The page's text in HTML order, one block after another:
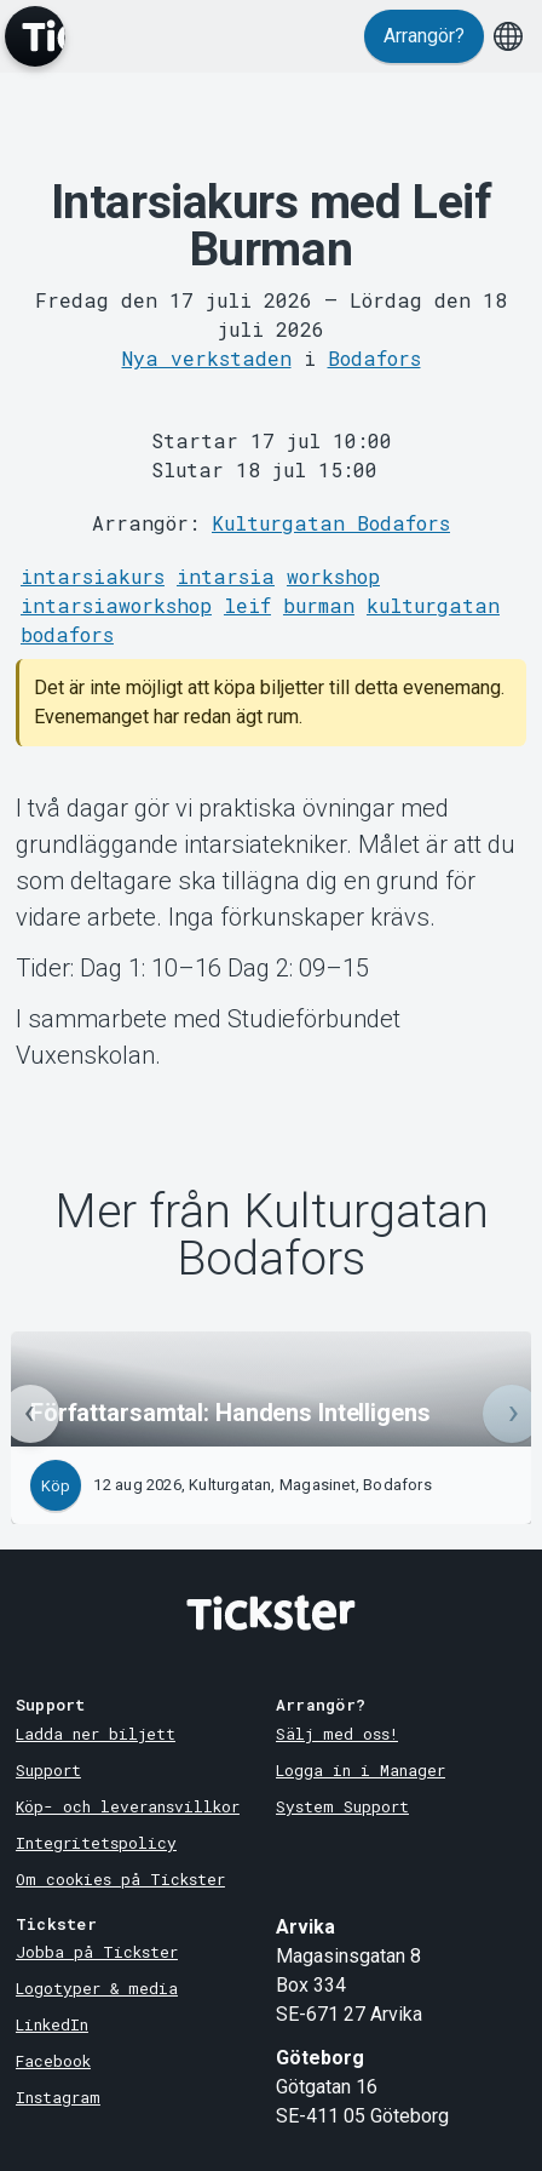
MyTickster
Support
Om Tickster
Arrangör?
Intarsiakurs med Leif
Burman
Fredag den 17 juli 2026 – Lördag den 18
juli 2026
Nya verkstadeni Bodafors
Startar 17 jul 10:00
Slutar 18 jul 15:00
Arrangör: Kulturgatan Bodafors
intarsiakurs intarsia workshop
intarsiaworkshop
leif burman kulturgatan
bodafors
Det är inte möjligt att köpa biljetter till detta evenemang.
Evenemanget har redan ägt rum.
I två dagar gör vi praktiska övningar med
grundläggande intarsiatekniker. Målet är att du
som deltagare ska tillägna dig en grund för
vidare arbete. Inga förkunskaper krävs.
Tider: Dag 1: 10–16 Dag 2: 09–15
I sammarbete med Studieförbundet
Vuxenskolan.
Mer från Kulturgatan
Bodafors
Författarsamtal: Handens Intelligens
Köp 12 aug 2026, Kulturgatan, Magasinet, Bodafors
Support
Ladda ner biljett
Support
Köp- och leveransvillkor
Integritetspolicy
Om cookies på Tickster
Arrangör?
Sälj med oss!
Logga in i Manager
System Support
Tickster
Jobba på Tickster
Logotyper & media
LinkedIn
Facebook
Instagram
Arvika
Magasinsgatan 8
Box 334
SE-671 27 Arvika
Göteborg
Götgatan 16
SE-411 05 Göteborg